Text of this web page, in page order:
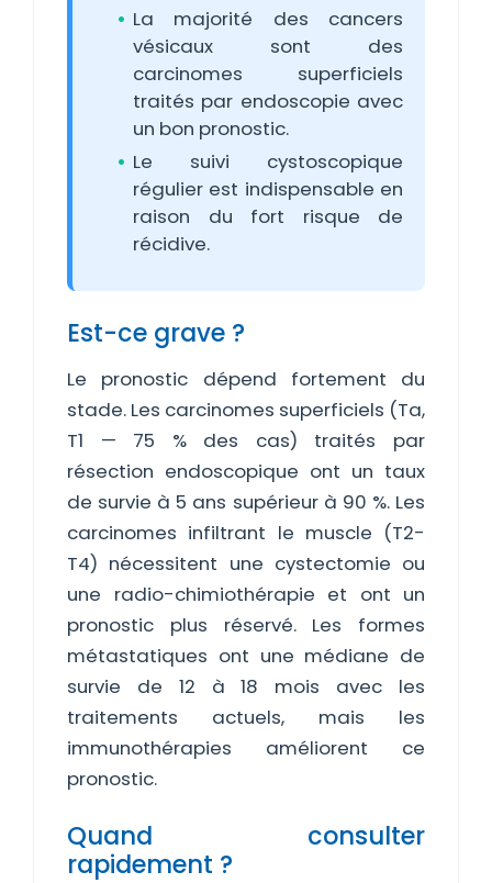
La majorité des cancers
vésicaux sont des
carcinomes superficiels
traités par endoscopie avec
un bon pronostic.
Le suivi cystoscopique
régulier est indispensable en
raison du fort risque de
récidive.
Est-ce grave ?
Le pronostic dépend fortement du
stade. Les carcinomes superficiels (Ta,
T1 — 75 % des cas) traités par
résection endoscopique ont un taux
de survie à 5 ans supérieur à 90 %. Les
carcinomes infiltrant le muscle (T2-
T4) nécessitent une cystectomie ou
une radio-chimiothérapie et ont un
pronostic plus réservé. Les formes
métastatiques ont une médiane de
survie de 12 à 18 mois avec les
traitements actuels, mais les
immunothérapies améliorent ce
pronostic.
Quand consulter
rapidement ?